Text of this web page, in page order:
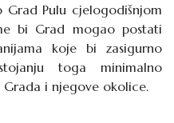
Pulu cjelogodišnjom
bi Grad mogao postati
koje bi zasigurno
toga minimalno
i njegove okolice.